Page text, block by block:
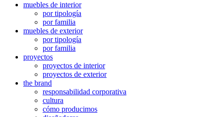
muebles de interior
por tipología
por familia
muebles de exterior
por tipología
por familia
proyectos
proyectos de interior
proyectos de exterior
the brand
responsabilidad corporativa
cultura
cómo producimos